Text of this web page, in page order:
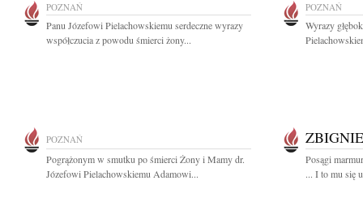
POZNAŃ
Panu Józefowi Pielachowskiemu serdeczne wyrazy
współczucia z powodu śmierci żony...
POZNAŃ
Wyrazy
POZNAŃ
Pogrążonym w smutku po śmierci Żony i Mamy dr.
Józefowi Pielachowskiemu Adamowi...
Posągi
... I to mu się